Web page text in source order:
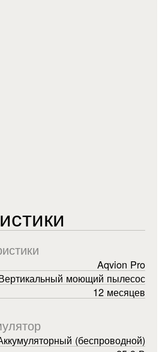
Aqvion Pro
моющий пылесос
12 месяцев
(беспроводной)